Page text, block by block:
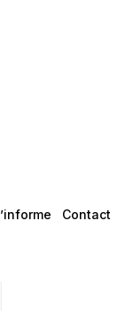
Contact